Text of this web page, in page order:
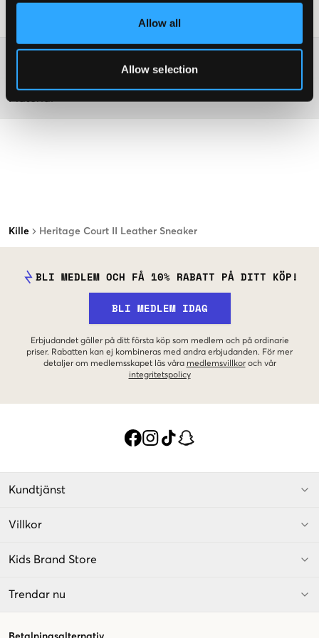
Allow all
Allow selection
Kille Heritage Court II Leather Sneaker
Material
BLI MEDLEM OCH FÅ 10% RABATT PÅ DITT KÖP!
BLI MEDLEM IDAG
Erbjudandet gäller på ditt första köp som medlem och på ordinarie
priser. Rabatten kan ej kombineras med andra erbjudanden. För mer
detaljer om medlemsskapet läs våra medlemsvillkor och vår
integritetspolicy
Kundtjänst
Villkor
Kids Brand Store
Trendar nu